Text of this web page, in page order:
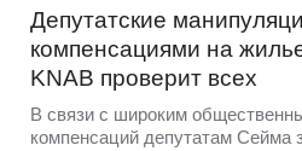
Депутатские
компенсациями на
KNAB проверит всех
В связи с широким
компенсаций депутатам Сейма